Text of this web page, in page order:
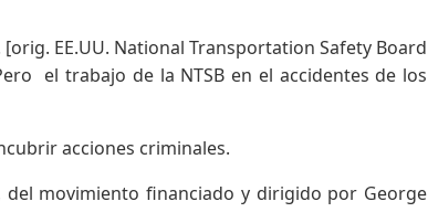
EE.UU. National Transportation Safety Board
el trabajo de la NTSB en el accidentes de los
acciones criminales.
movimiento financiado y dirigido por George